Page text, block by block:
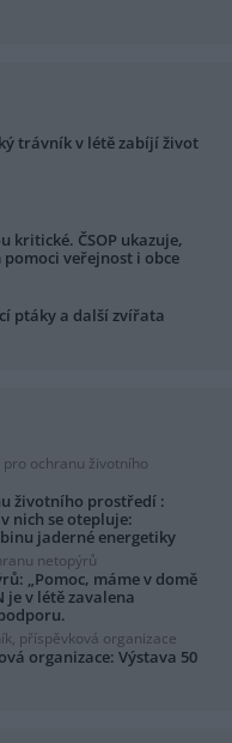
trávník v létě zabíjí život
kritické. ČSOP ukazuje,
veřejnost i obce
ptáky a další zvířata
pro ochranu životního
životního prostředí :
nich se otepluje:
jaderné energetiky
netopýrů
„Pomoc, máme v domě
je v létě zavalena
příspěvková organizace
organizace: Výstava 50